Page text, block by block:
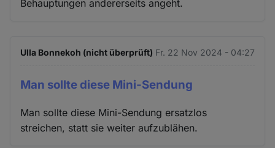
Behauptungen andererseits angeht.
Ulla Bonnekoh (nicht überprüft) Fr. 22 Nov 2024 - 04:27
Man sollte diese Mini-Sendung
Man sollte diese Mini-Sendung ersatzlos
streichen, statt sie weiter aufzublähen.